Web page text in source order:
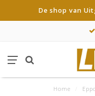
De shop van
Home